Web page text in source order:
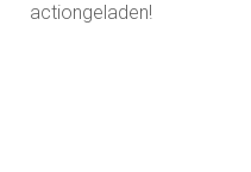
actiongeladen!